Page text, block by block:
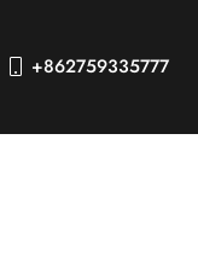
+862759335777